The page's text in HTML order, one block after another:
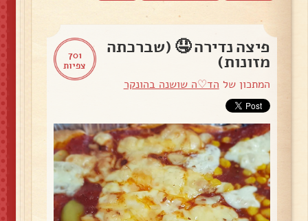
701
צפיות
פיצה נדירה 🤤 (שברכתה
מזונות)
המתכון של הד♡ה שושנה בהונקר